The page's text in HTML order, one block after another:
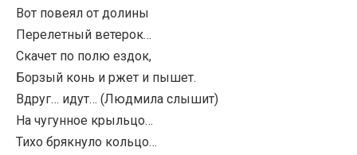
Вот повеял от долины
Перелетный ветерок…
Скачет по полю ездок,
Борзый конь и ржет и пышет.
Вдруг… идут… (Людмила слышит)
На чугунное крыльцо…
Тихо брякнуло кольцо…